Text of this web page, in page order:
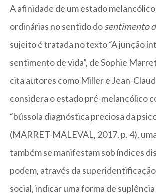
A afinidade de um estado melancólico
ordinárias no sentido dosentimento
sujeito é tratada no texto “A junção
sentimento de vida”, de Sophie
cita autores como Miller e Jean-
considera o estado pré-melancólico
“bússola diagnóstica preciosa da
(MARRET-MALEVAL, 2017, p. 4),
também se manifestam sob índices
podem, através da superidentificação
social, indicar uma forma de suplência